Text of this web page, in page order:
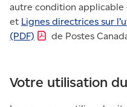
autre condition
et Lignes directrices sur
(PDF)
de Postes
Votre utilisation